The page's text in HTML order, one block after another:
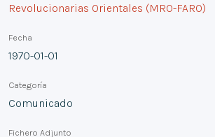
Revolucionarias Orientales (MRO-FARO)
Fecha
1970-01-01
Categoría
Comunicado
Fichero Adjunto